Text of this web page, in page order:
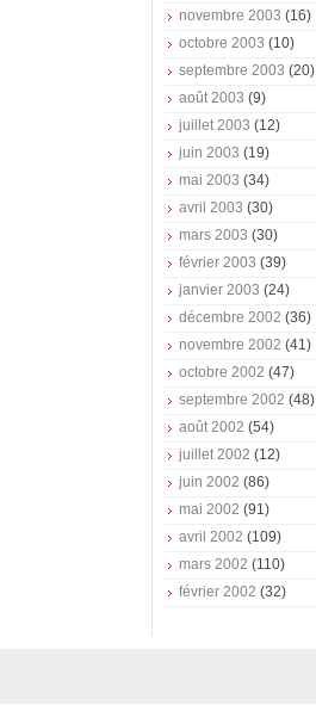
novembre 2003 (16)
octobre 2003 (10)
septembre 2003 (20)
août 2003 (9)
juillet 2003 (12)
juin 2003 (19)
mai 2003 (34)
avril 2003 (30)
mars 2003 (30)
février 2003 (39)
janvier 2003 (24)
décembre 2002 (36)
novembre 2002 (41)
octobre 2002 (47)
septembre 2002 (48)
août 2002 (54)
juillet 2002 (12)
juin 2002 (86)
mai 2002 (91)
avril 2002 (109)
mars 2002 (110)
février 2002 (32)